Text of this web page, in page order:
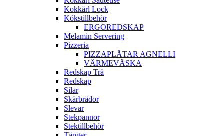
Kokkärl Lock
Kökstillbehör
ERGOREDSKAP
Melamin Servering
Pizzeria
PIZZAPLÅTAR AGNELLI
VÄRMEVÄSKA
Redskap Trä
Redskap
Silar
Skärbrädor
Slevar
Stekpannor
Stektillbehör